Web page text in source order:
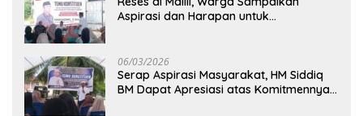
Aspirasi dan Harapan untuk
06/03/2026
Serap Aspirasi Masyarakat, HM Siddiq
BM Dapat Apresiasi atas Komitmennya